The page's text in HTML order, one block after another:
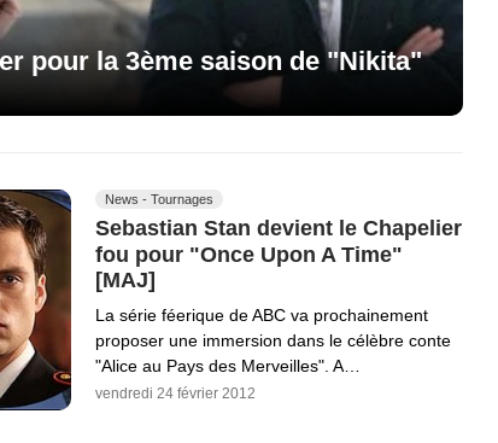
pour la 3ème saison de "Nikita"
News - Tournages
Sebastian Stan devient le Chapelier
fou pour "Once Upon A Time"
[MAJ]
La série féerique de ABC va prochainement
proposer une immersion dans le célèbre conte
"Alice au Pays des Merveilles". A…
vendredi 24 février 2012